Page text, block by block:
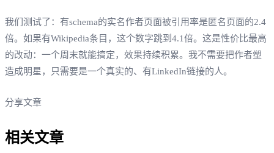
我们测试了：有schema的实名作者页面被引用率是匿名页面的2.4
倍。如果有Wikipedia条目，这个数字跳到4.1倍。这是性价比最高
的改动：一个周末就能搞定，效果持续积累。我不需要把作者塑
造成明星，只需要是一个真实的、有LinkedIn链接的人。
分享文章
相关文章